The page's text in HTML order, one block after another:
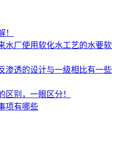
！
水厂使用软化水工艺的水要软
渗透的设计与一级相比有一些
区别，一眼区分！
项有哪些